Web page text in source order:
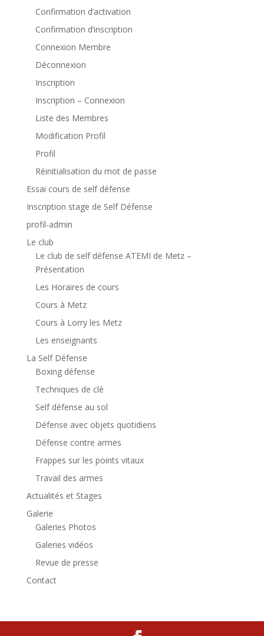
Confirmation d’activation
Confirmation d’inscription
Connexion Membre
Déconnexion
Inscription
Inscription – Connexion
Liste des Membres
Modification Profil
Profil
Réinitialisation du mot de passe
Essai cours de self défense
Inscription stage de Self Défense
profil-admin
Le club
Le club de self défense ATEMI de Metz –
Présentation
Les Horaires de cours
Cours à Metz
Cours à Lorry les Metz
Les enseignants
La Self Défense
Boxing défense
Techniques de clé
Self défense au sol
Défense avec objets quotidiens
Défense contre armes
Frappes sur les points vitaux
Travail des armes
Actualités et Stages
Galerie
Galeries Photos
Galeries vidéos
Revue de presse
Contact